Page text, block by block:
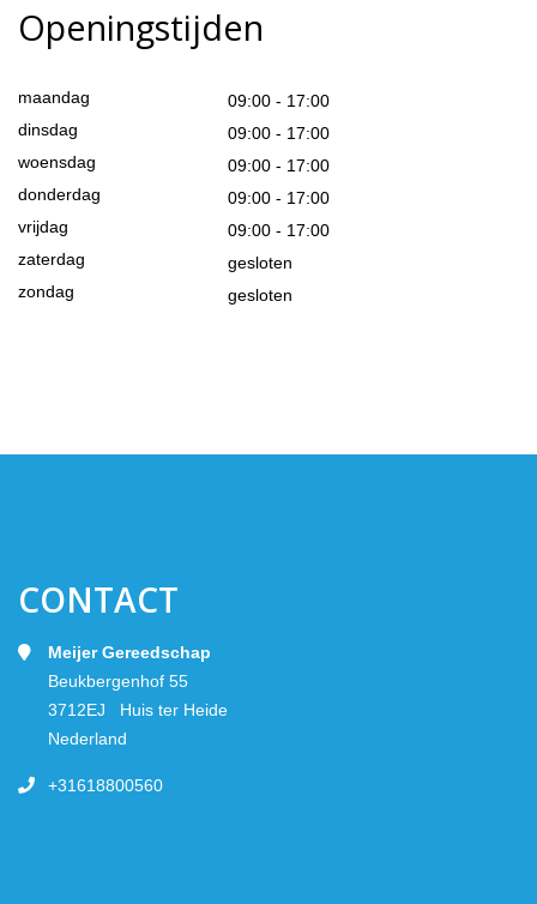
Openingstijden
maandag
09:00 - 17:00
dinsdag
09:00 - 17:00
woensdag
09:00 - 17:00
donderdag
09:00 - 17:00
vrijdag
09:00 - 17:00
zaterdag
gesloten
zondag
gesloten
CONTACT
Meijer Gereedschap
Beukbergenhof 55
3712EJ Huis ter Heide
Nederland
+31618800560